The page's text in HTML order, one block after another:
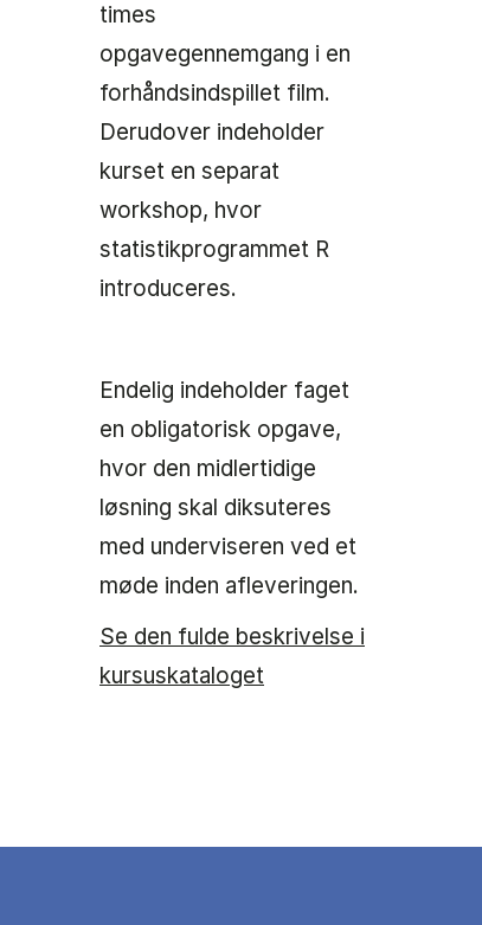
times
opgavegennemgang i en
forhåndsindspillet film.
Derudover indeholder
kurset en separat
workshop, hvor
statistikprogrammet R
introduceres.
Endelig indeholder faget
en obligatorisk opgave,
hvor den midlertidige
løsning skal diksuteres
med underviseren ved et
møde inden afleveringen.
Se den fulde beskrivelse i
kursuskataloget